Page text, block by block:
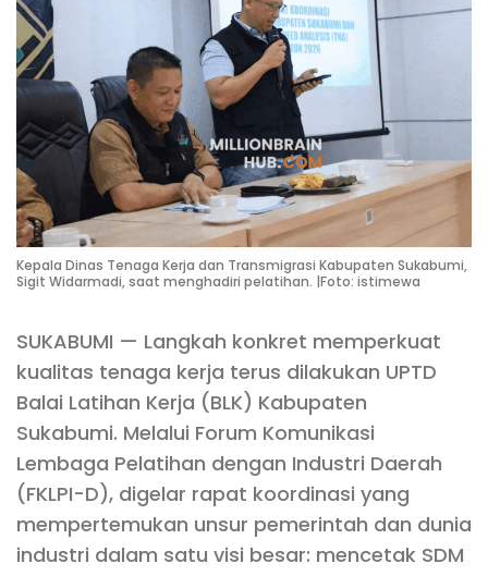
Kepala Dinas Tenaga Kerja dan Transmigrasi Kabupaten Sukabumi,
Sigit Widarmadi, saat menghadiri pelatihan. |Foto: istimewa
SUKABUMI — Langkah konkret memperkuat
kualitas tenaga kerja terus dilakukan UPTD
Balai Latihan Kerja (BLK) Kabupaten
Sukabumi. Melalui Forum Komunikasi
Lembaga Pelatihan dengan Industri Daerah
(FKLPI-D), digelar rapat koordinasi yang
mempertemukan unsur pemerintah dan dunia
industri dalam satu visi besar: mencetak SDM